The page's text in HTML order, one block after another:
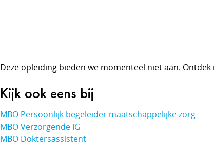
Deze opleiding bieden we momenteel niet aan.
Kijk ook eens bij
MBO Persoonlijk begeleider maatschappelijke zorg
MBO Verzorgende IG
MBO Doktersassistent